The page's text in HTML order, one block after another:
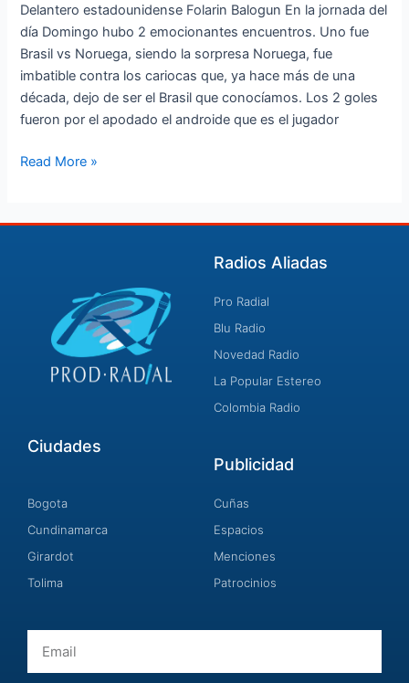
Delantero estadounidense Folarin Balogun En la jornada del
día Domingo hubo 2 emocionantes encuentros. Uno fue
Brasil vs Noruega, siendo la sorpresa Noruega, fue
imbatible contra los cariocas que, ya hace más de una
década, dejo de ser el Brasil que conocíamos. Los 2 goles
fueron por el apodado el androide que es el jugador
Read More »
Radios Aliadas
Pro Radial
Blu Radio
Novedad Radio
La Popular Estereo
Colombia Radio
Ciudades
Bogota
Cundinamarca
Girardot
Tolima
Publicidad
Cuñas
Espacios
Menciones
Patrocinios